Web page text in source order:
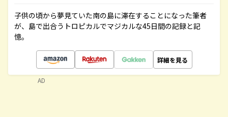
子供の頃から夢見ていた南の島に滞在することになった筆者
が、島で出合うトロピカルでマジカルな45日間の記録と記
憶。
詳細を見る
AD